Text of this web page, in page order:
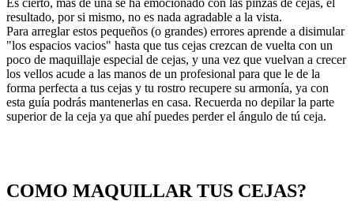
resultado, por si mismo, no es nada agradable a la vista.
Para arreglar estos pequeños (o grandes) errores aprende a disimular
"los espacios vacios" hasta que tus cejas crezcan de vuelta con un
poco de maquillaje especial de cejas, y una vez que vuelvan a crecer
los vellos acude a las manos de un profesional para que le de la
forma perfecta a tus cejas y tu rostro recupere su armonía, ya con
esta guía podrás mantenerlas en casa. Recuerda no depilar la parte
superior de la ceja ya que ahí puedes perder el ángulo de tú ceja.
COMO MAQUILLAR TUS CEJAS?